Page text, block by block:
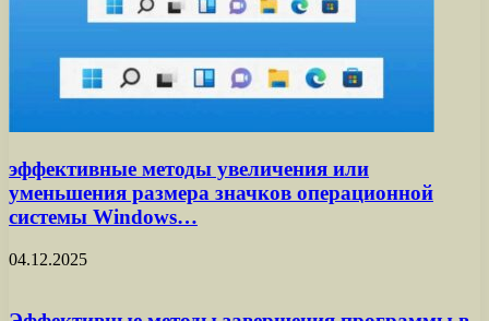
эффективные методы увеличения или
уменьшения размера значков операционной
системы Windows…
04.12.2025